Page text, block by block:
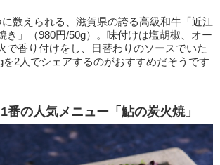
数えられる、滋賀県の誇る高級和牛「近江
き」（980円/50g）。味付けは塩胡椒、オー
で香り付けをし、日替わりのソースでいた
を2人でシェアするのがおすすめだそうです
番の人気メニュー「鮎の炭火焼」